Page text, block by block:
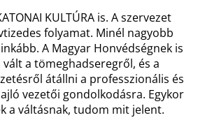
KULTÚRA is. A szervezet
folyamat. Minél nagyobb
A Magyar Honvédségnek is
a tömeghadseregről, és a
átállni a professzionális és
vezetői gondolkodásra. Egykor
a váltásnak, tudom mit jelent.